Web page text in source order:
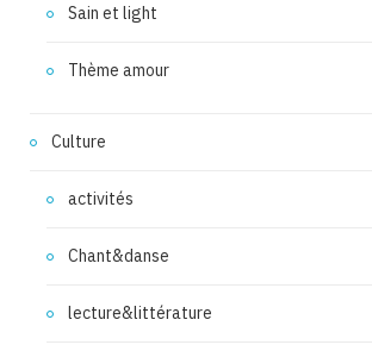
Sain et light
Thème amour
Culture
activités
Chant&danse
lecture&littérature